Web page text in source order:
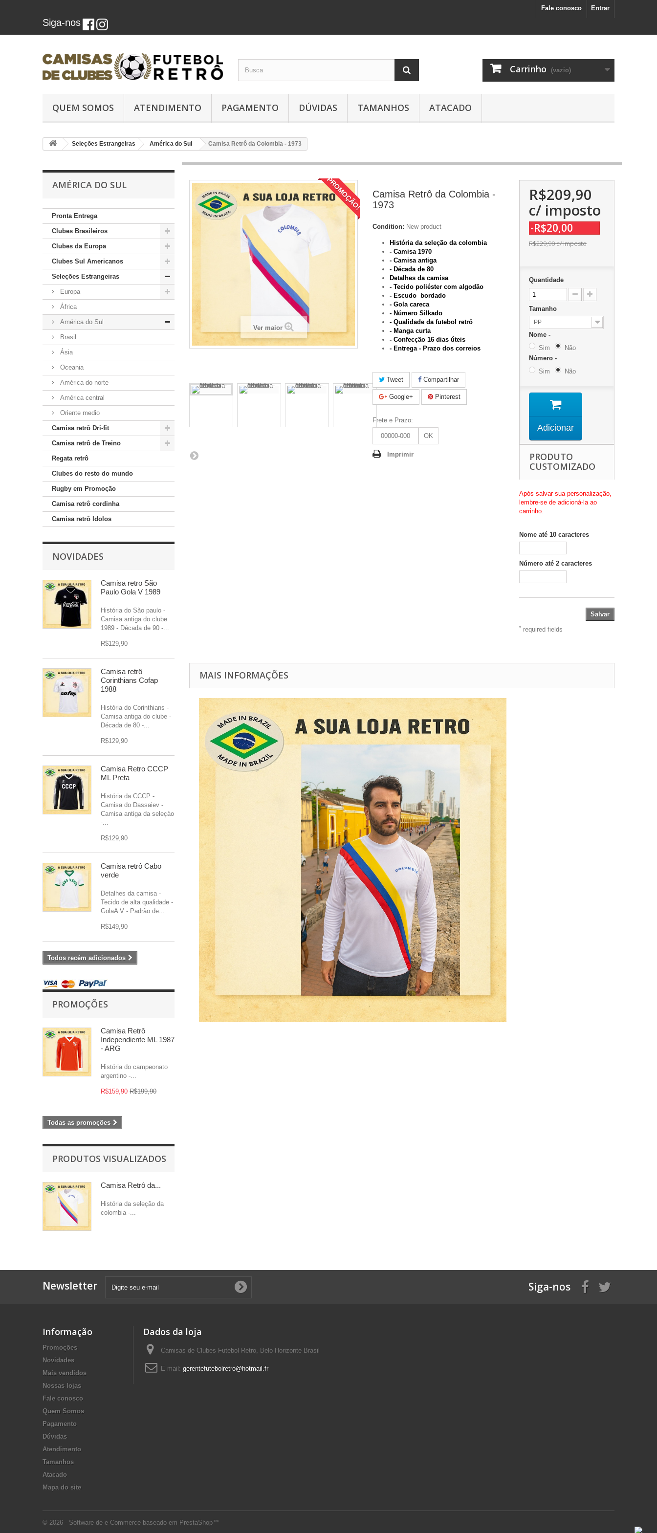
Entrar
Fale conosco
Siga-nos
Carrinho (vazio)
QUEM SOMOS ATENDIMENTO PAGAMENTO DÚVIDAS TAMANHOS ATACADO
Seleções Estrangeiras América do Sul Camisa Retrô da Colombia - 1973
AMÉRICA DO SUL
Pronta Entrega
Clubes Brasileiros
Clubes da Europa
Clubes Sul Americanos
Seleções Estrangeiras
Europa
África
América do Sul
Brasil
Ásia
Oceania
América do norte
América central
Oriente medio
Camisa retrô Dri-fit
Camisa retrô de Treino
Regata retrô
Clubes do resto do mundo
Rugby em Promoção
Camisa retrô cordinha
Camisa retrô Idolos
NOVIDADES
Camisa retro São
Paulo Gola V 1989
História do São paulo -
Camisa antiga do clube
1989 - Década de 90 -...
R$129,90
Camisa retrô
Corinthians Cofap
1988
História do Corinthians -
Camisa antiga do clube -
Década de 80 -...
R$129,90
Camisa Retro CCCP
ML Preta
História da CCCP -
Camisa do Dassaiev -
Camisa antiga da seleçào
-...
R$129,90
Camisa retrô Cabo
verde
Detalhes da camisa -
Tecido de alta qualidade -
GolaA V - Padrão de...
R$149,90
Todos recém adicionados
PROMOÇÕES
Camisa Retrô
Independiente ML 1987
- ARG
História do campeonato
argentino -...
R$159,90 R$199,90
Todas as promoções
PRODUTOS VISUALIZADOS
Camisa Retrô da...
História da seleção da
colombia -...
PROMOÇÃO!
Ver maior
Camisa Retrô da Colombia -
1973
Condition: New product
História da seleção da colombia
- Camisa 1970
- Camisa antiga
- Década de 80
Detalhes da camisa
- Tecido poliéster com algodão
- Escudo bordado
- Gola careca
- Número Silkado
- Qualidade da futebol retrô
- Manga curta
- Confecção 16 dias úteis
- Entrega - Prazo dos correios
Tweet Compartilhar
Google+ Pinterest
Frete e Prazo:
OK
Imprimir
R$209,90
c/ imposto
-R$20,00
R$229,90c/ imposto
Quantidade
Tamanho
PP
Nome -
Sim
Não
Número -
Sim
Não
Adicionar
PRODUTO
CUSTOMIZADO
Após salvar sua personalização,
lembre-se de adicioná-la ao
carrinho.
Nome até 10 caracteres
Número até 2 caracteres
Salvar
*required fields
MAIS INFORMAÇÕES
Newsletter Siga-nos
Informação
Promoções
Novidades
Mais vendidos
Nossas lojas
Fale conosco
Quem Somos
Pagamento
Dúvidas
Atendimento
Tamanhos
Atacado
Mapa do site
© 2026 - Software de e-Commerce baseado em PrestaShop™
Dados da loja
Camisas de Clubes Futebol Retro, Belo Horizonte Brasil
E-mail: gerentefutebolretro@hotmail.fr